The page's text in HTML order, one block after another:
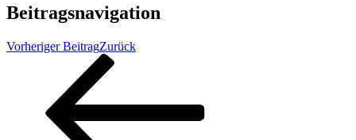
Beitragsnavigation
Vorheriger BeitragZurück